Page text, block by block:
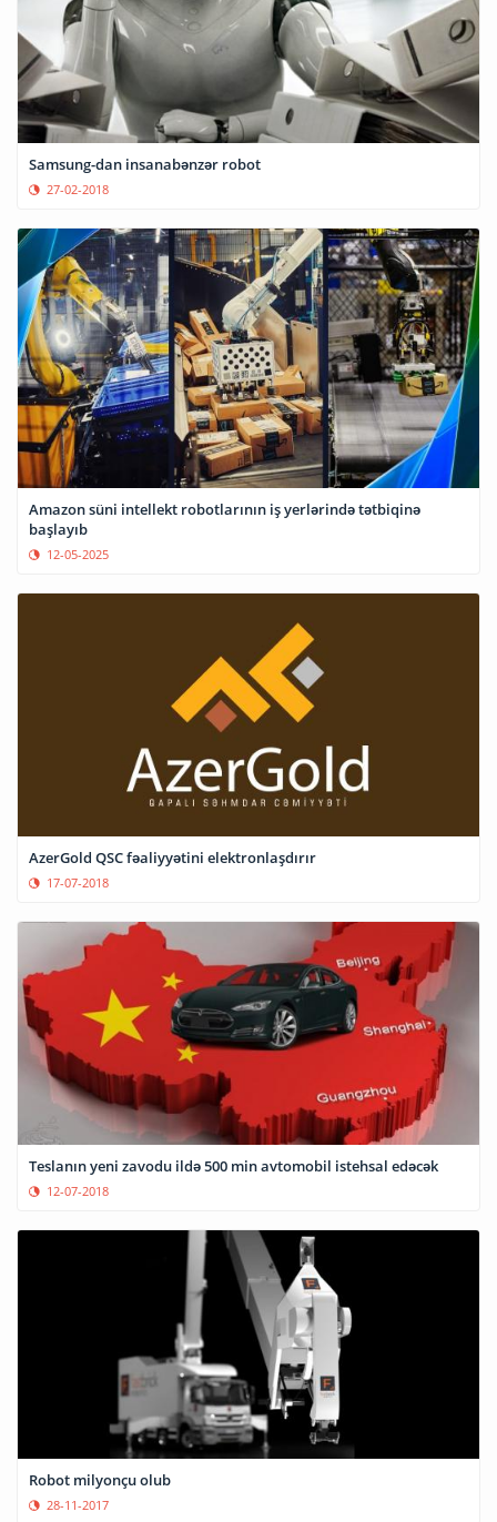
Samsung-dan insanabənzər robot
27-02-2018
Amazon süni intellekt robotlarının iş yerlərində tətbiqinə
başlayıb
12-05-2025
AzerGold QSC fəaliyyətini elektronlaşdırır
17-07-2018
Teslanın yeni zavodu ildə 500 min avtomobil istehsal edəcək
12-07-2018
Robot milyonçu olub
28-11-2017